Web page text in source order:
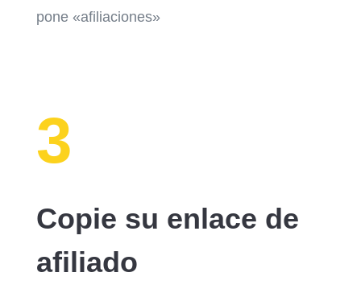
pone «afiliaciones»
3
Copie su enlace de
afiliado